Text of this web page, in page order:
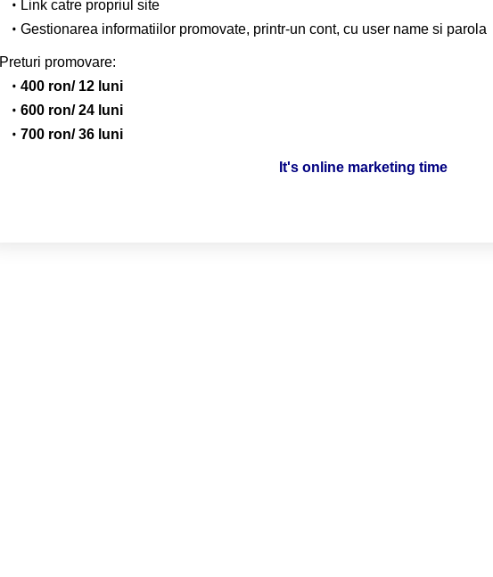
Link catre propriul site
Gestionarea informatiilor promovate, printr-un cont, cu user name si parola
Preturi promovare:
400 ron/ 12 luni
600 ron/ 24 luni
700 ron/ 36 luni
It's online marketing time